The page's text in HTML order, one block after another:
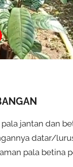
jantan dan
datar/
pala betina